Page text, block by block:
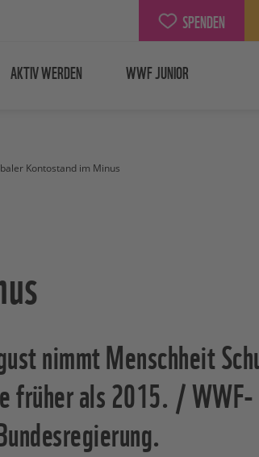
SPENDEN
AKTIV WERDEN WWF JUNIOR
Kontostand im Minus
nimmt Menschheit
früher als 2015. / WWF-